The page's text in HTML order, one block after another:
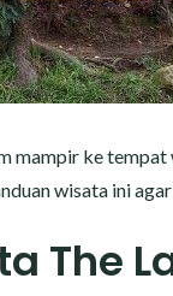
mampir ke tempat
wisata ini
The